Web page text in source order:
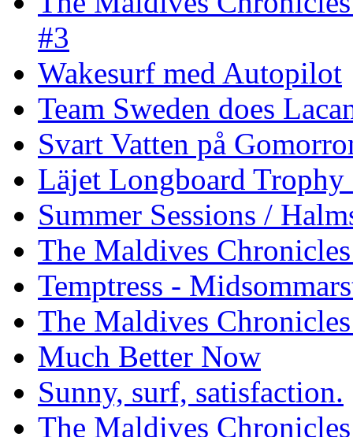
#3
Wakesurf med Autopilot
Team Sweden does
Svart Vatten på
Läjet Longboard
Summer Sessions /
The Maldives
Temptress -
The Maldives
Much Better Now
Sunny, surf, satisfaction.
The Maldives Chronicles